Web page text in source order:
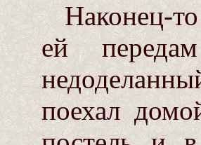
Наконец-
ей
поехал